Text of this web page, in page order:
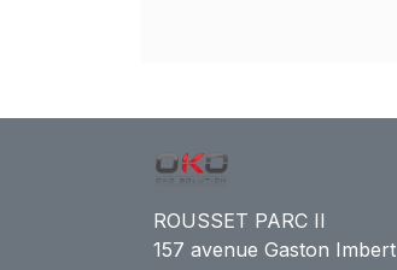
ROUSSET PARC II
157 avenue Gaston Imbert